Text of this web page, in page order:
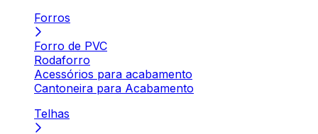
Forros
Forro de PVC
Rodaforro
Acessórios para acabamento
Cantoneira para Acabamento
Telhas